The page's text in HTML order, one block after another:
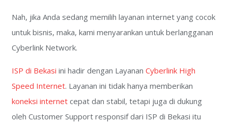
Nah, jika Anda sedang memilih layanan internet yang cocok
untuk bisnis, maka, kami menyarankan untuk berlangganan
Cyberlink Network.
ISP di Bekasi ini hadir dengan Layanan Cyberlink High
Speed Internet. Layanan ini tidak hanya memberikan
koneksi internetcepat dan stabil, tetapi juga di dukung
oleh Customer Support responsif dari ISP di Bekasi itu